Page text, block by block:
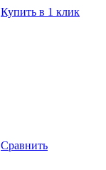
Купить в 1 клик
Сравнить